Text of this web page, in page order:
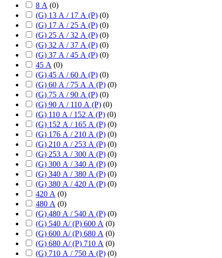
8 А (0)
(G) 13 А / 17 А (P) (0)
(G) 17 А / 25 А (P) (0)
(G) 25 А / 32 А (P) (0)
(G) 32 А / 37 А (P) (0)
(G) 37 А / 45 А (P) (0)
45 А (0)
(G) 45 А / 60 А (P) (0)
(G) 60 А / 75 А А (P) (0)
(G) 75 А / 90 А (P) (0)
(G) 90 А / 110 А (P) (0)
(G) 110 А / 152 А (P) (0)
(G) 152 А / 165 А (P) (0)
(G) 176 А / 210 А (P) (0)
(G) 210 А / 253 А (P) (0)
(G) 253 А / 300 А (P) (0)
(G) 300 А / 340 А (P) (0)
(G) 340 А / 380 А (P) (0)
(G) 380 А / 420 А (P) (0)
420 А (0)
480 А (0)
(G) 480 А / 540 А (P) (0)
(G) 540 А/ (P) 600 А (0)
(G) 600 А/ (P) 680 А (0)
(G) 680 А/ (P) 710 А (0)
(G) 710 А / 750 А (P) (0)